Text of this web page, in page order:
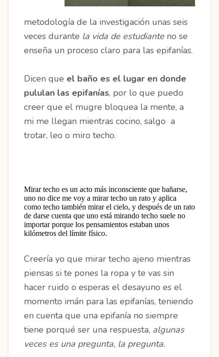
metodología de la investigación unas seis
veces durante la vida de estudiante no se
enseña un proceso claro para las epifanías.
Dicen que el baño es el lugar en donde
pululan las epifanías, por lo que puedo
creer que el mugre bloquea la mente, a
mi me llegan mientras cocino, salgo a
trotar, leo o miro techo.
Mirar techo es un acto más inconsciente que bañarse,
uno no dice me voy a mirar techo un rato y aplica
como techo también mirar el cielo, y después de un rato
de darse cuenta que uno está mirando techo suele no
importar porque los pensamientos estaban unos
kilómetros del límite físico.
Creería yo que mirar techo ajeno mientras
piensas si te pones la ropa y te vas sin
hacer ruido o esperas el desayuno es el
momento imán para las epifanías, teniendo
en cuenta que una epifanía no siempre
tiene porqué ser una respuesta, algunas
veces es una pregunta, la pregunta.